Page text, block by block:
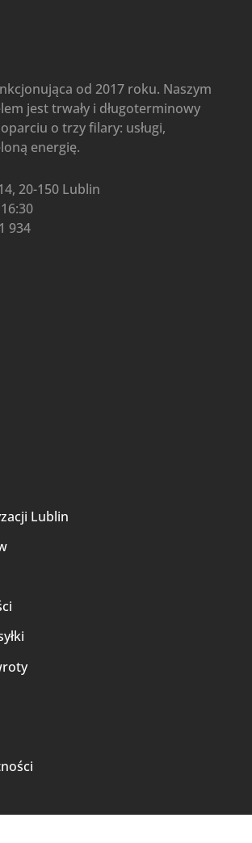
od 2017 roku. Naszym
jest trwały i długoterminowy
o trzy filary: usługi,
energię.
20-150 Lublin
934
Lublin